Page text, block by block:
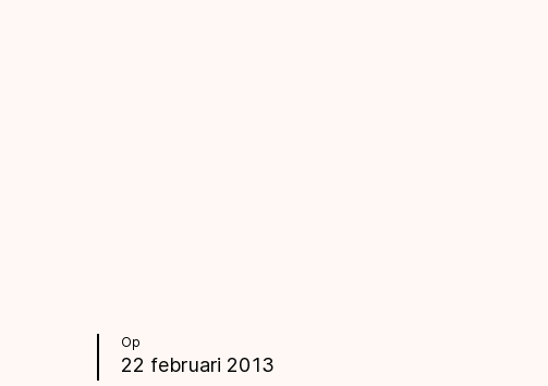
Op
22 februari 2013